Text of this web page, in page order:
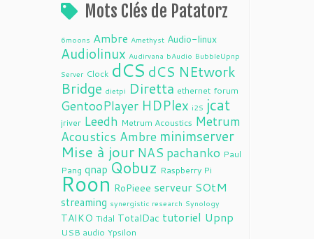
Mots Clés de Patatorz
6moons Ambre Amethyst Audio-linux
Audiolinux Audirvana bAudio BubbleUpnp
Server Clock dCS dCS NEtwork
Bridge dietpi Diretta ethernet forum
GentooPlayer HDPlex i2S jcat
jriver Leedh Metrum Acoustics Metrum
Acoustics Ambre minimserver
Mise à jour NAS pachanko Paul
Pang qnap Qobuz Raspberry Pi
Roon RoPieee serveur SOtM
streaming synergistic research Synology
TAIKO Tidal TotalDac tutoriel Upnp
USB audio Ypsilon